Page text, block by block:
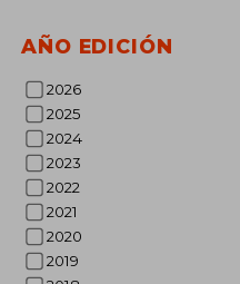
AÑO EDICIÓN
2026
2025
2024
2023
2022
2021
2020
2019